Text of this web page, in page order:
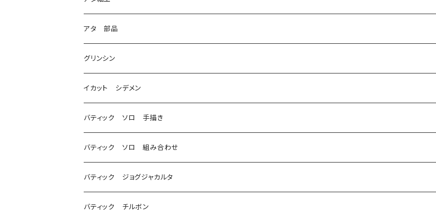
3
アタ 部品
グリンシン
イカット シデメン
バティック ソロ 手描き
バティック ソロ 組み合わせ
バティック ジョグジャカルタ
バティック チルボン